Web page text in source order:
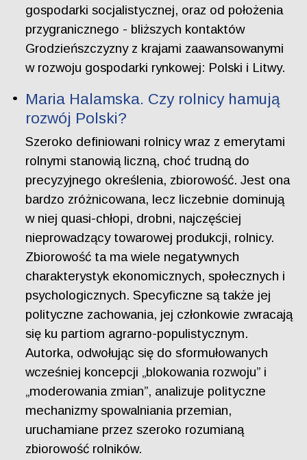
gospodarki socjalistycznej, oraz od położenia
przygranicznego - bliższych kontaktów
Grodzieńszczyzny z krajami zaawansowanymi
w rozwoju gospodarki rynkowej: Polski i Litwy.
Maria Halamska. Czy rolnicy hamują
rozwój Polski?
Szeroko definiowani rolnicy wraz z emerytami
rolnymi stanowią liczną, choć trudną do
precyzyjnego określenia, zbiorowość. Jest ona
bardzo zróżnicowana, lecz liczebnie dominują
w niej quasi-chłopi, drobni, najczęściej
nieprowadzący towarowej produkcji, rolnicy.
Zbiorowość ta ma wiele negatywnych
charakterystyk ekonomicznych, społecznych i
psychologicznych. Specyficzne są także jej
polityczne zachowania, jej członkowie zwracają
się ku partiom agrarno-populistycznym.
Autorka, odwołując się do sformułowanych
wcześniej koncepcji „blokowania rozwoju” i
„moderowania zmian”, analizuje polityczne
mechanizmy spowalniania przemian,
uruchamiane przez szeroko rozumianą
zbiorowość rolników.